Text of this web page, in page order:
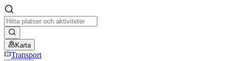
Karta
Transport